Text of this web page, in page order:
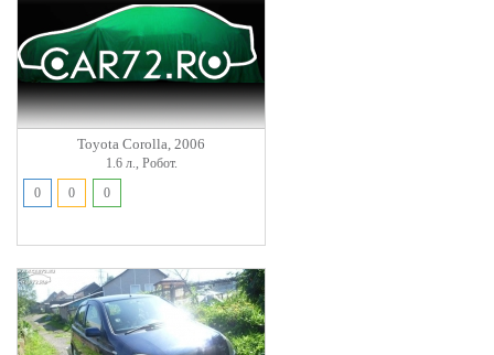
Toyota Corolla, 2006
1.6 л., Робот.
0
0 0